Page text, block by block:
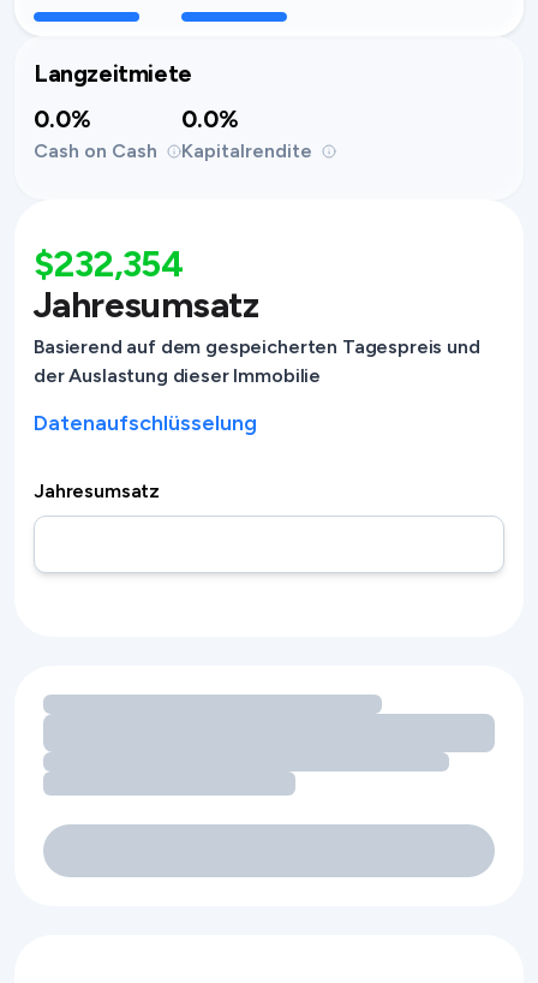
Langzeitmiete
0.0%
Cash on Cash
0.0%
Kapitalrendite
Jahresumsatz
$232,354
Jahresumsatz
Basierend auf dem gespeicherten Tagespreis und
der Auslastung dieser Immobilie
Datenaufschlüsselung
Umsatzchancen durch Ausstattungsmerkmale werden